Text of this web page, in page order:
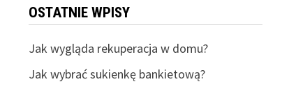
OSTATNIE WPISY
Jak wygląda rekuperacja w domu?
Jak wybrać sukienkę bankietową?